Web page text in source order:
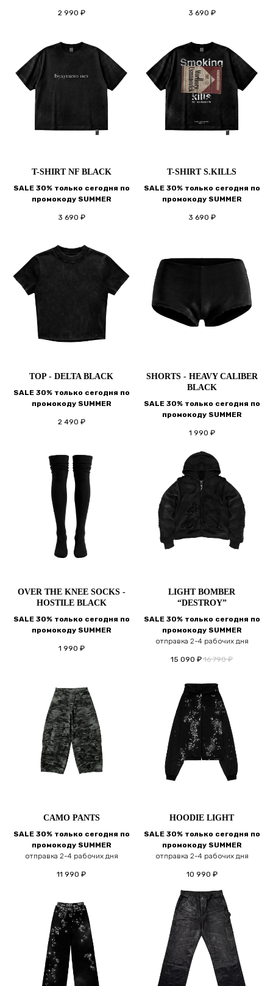
2 990 ₽ 3 690 ₽
T-SHIRT NF BLACK
SALE 30% только сегодня по
промокоду SUMMER
3 690 ₽
T-SHIRT S.KILLS
SALE 30% только сегодня по
промокоду SUMMER
3 690 ₽
TOP - DELTA BLACK
SALE 30% только сегодня по
промокоду SUMMER
2 490 ₽
SHORTS - HEAVY CALIBER
BLACK
SALE 30% только сегодня по
промокоду SUMMER
1 990 ₽
OVER THE KNEE SOCKS -
HOSTILE BLACK
SALE 30% только сегодня по
промокоду SUMMER
1 990 ₽
LIGHT BOMBER
“DESTROY”
SALE 30% только сегодня по
промокоду SUMMER
отправка 2-4 рабочих дня
15 090 ₽ 16 790 ₽
CAMO PANTS
SALE 30% только сегодня по
промокоду SUMMER
отправка 2-4 рабочих дня
11 990 ₽
HOODIE LIGHT
SALE 30% только сегодня по
промокоду SUMMER
отправка 2-4 рабочих дня
10 990 ₽